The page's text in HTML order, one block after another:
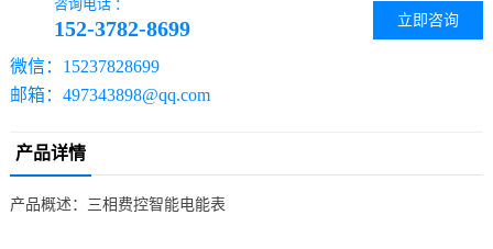
立即咨询
咨询电话 ：
152-3782-8699
微信：15237828699
邮箱：497343898@qq.com
产品详情
产品概述：三相费控智能电能表